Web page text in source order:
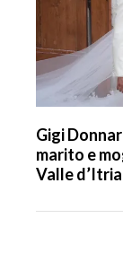
Gigi
marito e
Valle d’Itria